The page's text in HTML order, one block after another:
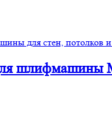
для стен, потолков
шлифмашины